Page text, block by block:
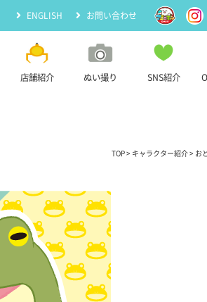
ENGLISH お問い合わせ
店舗紹介 ぬい撮り SNS紹介
TOP > キャラクター紹介 > お